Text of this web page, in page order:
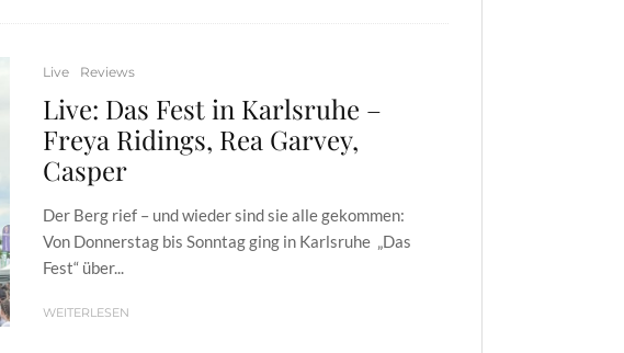
Live Reviews
Live: Das Fest in Karlsruhe –
Freya Ridings, Rea Garvey,
Casper
Der Berg rief – und wieder sind sie alle gekommen:
Von Donnerstag bis Sonntag ging in Karlsruhe „Das
Fest“ über...
WEITERLESEN